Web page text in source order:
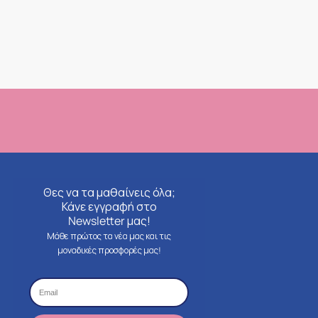
Θες να τα μαθαίνεις όλα;
Κάνε εγγραφή στο
Newsletter μας!
Μάθε πρώτος τα νέα μας και τις
μοναδικές προσφορές μας!